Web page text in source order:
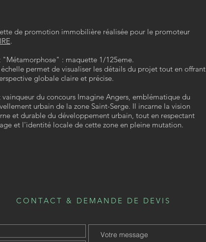
de promotion immobilière réalisée pour le promoteur
.
"Métamorphose" : maquette 1/125eme.
permet de visualiser les détails du projet tout en offrant
globale claire et précise.
vainqueur du concours Imagine Angers, emblématique du
urbain de la zone Saint-Serge. Il incarne la vision
et durable du développement urbain, tout en respectant
et l'identité locale de cette zone en pleine mutation.
CONTACT & DEMANDE DE DEVIS